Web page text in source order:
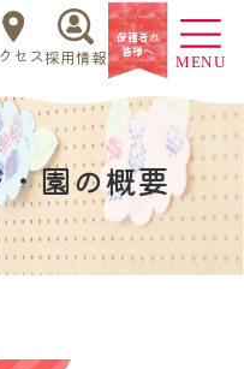
セス採用情報
園の概要